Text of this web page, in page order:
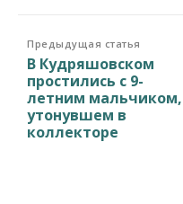
Предыдущая статья
В Кудряшовском
простились с 9-
летним мальчиком,
утонувшем в
коллекторе